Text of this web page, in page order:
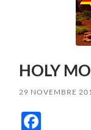
HOLY
29 NOVEMBRE